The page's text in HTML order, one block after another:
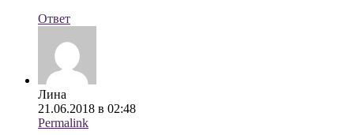
Ответ
Лина
21.06.2018 в 02:48
Permalink